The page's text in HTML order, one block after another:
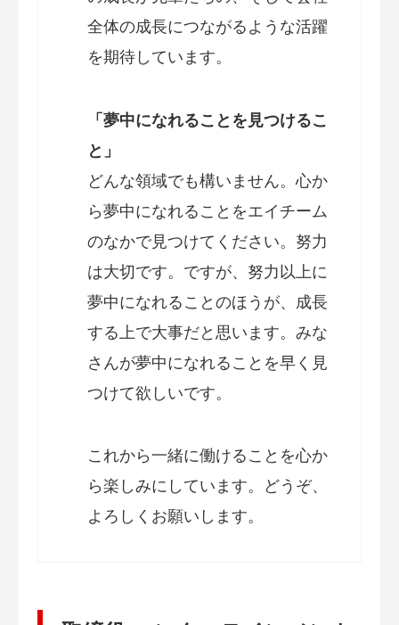
全体の成長につながるような活躍
を期待しています。
「夢中になれることを見つけるこ
と」
どんな領域でも構いません。心か
ら夢中になれることをエイチーム
のなかで見つけてください。努力
は大切です。ですが、努力以上に
夢中になれることのほうが、成長
する上で大事だと思います。みな
さんが夢中になれることを早く見
つけて欲しいです。
これから一緒に働けることを心か
ら楽しみにしています。どうぞ、
よろしくお願いします。